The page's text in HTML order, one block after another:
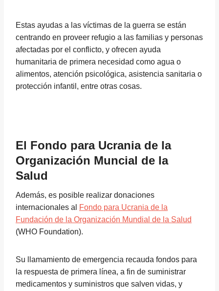
Estas ayudas a las víctimas de la guerra se están
centrando en proveer refugio a las familias y personas
afectadas por el conflicto, y ofrecen ayuda
humanitaria de primera necesidad como agua o
alimentos, atención psicológica, asistencia sanitaria o
protección infantil, entre otras cosas.
El Fondo para Ucrania de la
Organización Muncial de la
Salud
Además, es posible realizar donaciones
internacionales al
Fondo para Ucrania de la
Fundación de la Organización Mundial de la Salud
(WHO Foundation).
Su llamamiento de emergencia recauda fondos para
la respuesta de primera línea, a fin de suministrar
medicamentos y suministros que salven vidas, y